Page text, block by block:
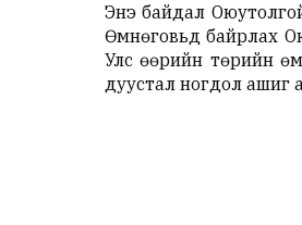
Энэ байдал
Өмнөговьд байрлах
Улс өөрийн төрийн
дуустал ногдол ашиг